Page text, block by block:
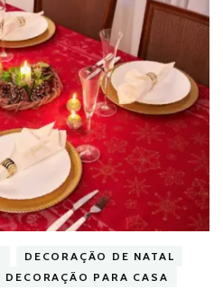
DECORAÇÃO DE NATAL
DECORAÇÃO PARA CASA